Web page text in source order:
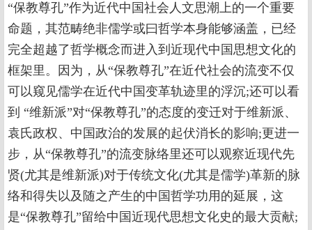
“保教尊孔”作为近代中国社会人文思潮上的一个重要
命题，其范畴绝非儒学或曰哲学本身能够涵盖，已经
完全超越了哲学概念而进入到近现代中国思想文化的
框架里。因为，从“保教尊孔”在近代社会的流变不仅
可以窥见儒学在近代中国变革轨迹里的浮沉;还可以看
到 “维新派”对“保教尊孔”的态度的变迁对于维新派、
袁氏政权、中国政治的发展的起伏消长的影响;更进一
步，从“保教尊孔”的流变脉络里还可以观察近现代先
贤(尤其是维新派)对于传统文化(尤其是儒学)革新的脉
络和得失以及随之产生的中国哲学功用的延展，这
是“保教尊孔”留给中国近现代思想文化史的最大贡献;